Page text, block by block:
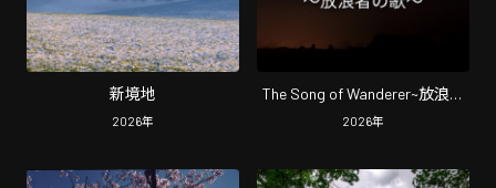
新境地
2026年
The Song of Wanderer~放浪者
の歌~
2026年